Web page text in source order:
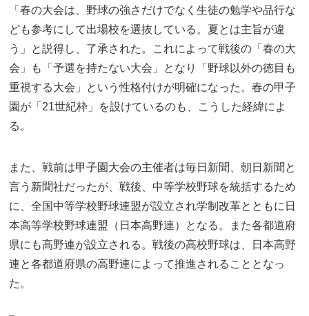
「春の大会は、野球の強さだけでなく生徒の勉学や品行な
ども参考にして出場校を選抜している。夏とは主旨が違
う」と説得し、了承された。これによって戦後の「春の大
会」も「予選を持たない大会」となり「野球以外の徳目も
重視する大会」という性格付けが明確になった。春の甲子
園が「21世紀枠」を設けているのも、こうした経緯によ
る。
また、戦前は甲子園大会の主催者は毎日新聞、朝日新聞と
言う新聞社だったが、戦後、中等学校野球を統括するため
に、全国中等学校野球連盟が設立され学制改革とともに日
本高等学校野球連盟（日本高野連）となる。また各都道府
県にも高野連が設立される。戦後の高校野球は、日本高野
連と各都道府県の高野連によって推進されることとなっ
た。